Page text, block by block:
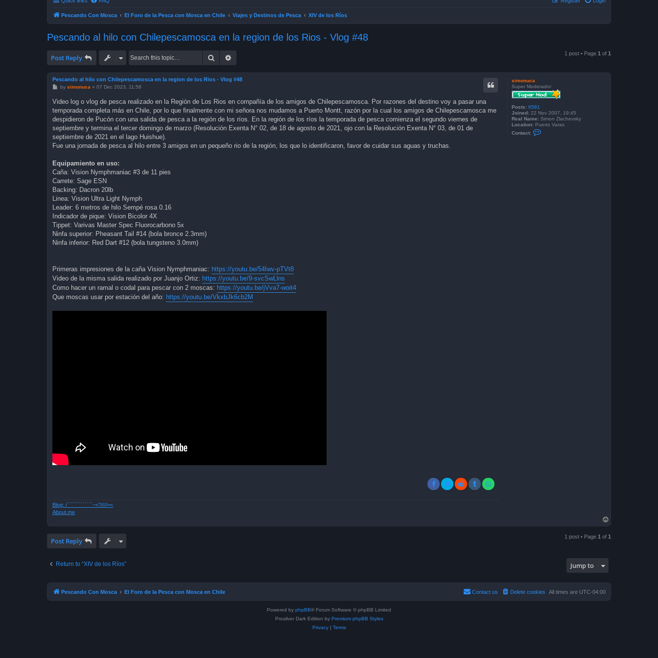
Pescando Con Mosca El Foro de la Pesca con Mosca en Chile Viajes y Destinos de Pesca XIV de los Ríos
Pescando al hilo con Chilepescamosca en la region de los Rios - Vlog #48
Post Reply Search 1 post • Page 1 of 1
simonuca
Super Moderador
Posts: 6581
Joined: 22 Nov 2007, 19:45
Real Name: Simon Zlachevsky
Location: Puerto Varas
Contact:
Pescando al hilo con Chilepescamosca en la region de los Rios - Vlog #48
P
t
by simonuca » 07 Dec 2023, 11:58
Video log o vlog de pesca realizado en la Región de Los Rios en compañía de los amigos de Chilepescamosca. Por razones del destino voy a pasar una
temporada completa más en Chile, por lo que finalmente con mi señora nos mudamos a Puerto Montt, razón por la cual los amigos de Chilepescamosca me
despidieron de Pucón con una salida de pesca a la región de los ríos. En la región de los ríos la temporada de pesca comienza el segundo viernes de
septiembre y termina el tercer domingo de marzo (Resolución Exenta N° 02, de 18 de agosto de 2021, ojo con la Resolución Exenta N° 03, de 01 de
septiembre de 2021 en el lago Huishue).
Fue una jornada de pesca al hilo entre 3 amigos en un pequeño rio de la región, los que lo identificaron, favor de cuidar sus aguas y truchas.
Equipamiento en uso:
Caña: Vision Nymphmaniac #3 de 11 pies
Carrete: Sage ESN
Backing: Dacron 20lb
Linea: Vision Ultra Light Nymph
Leader: 6 metros de hilo Sempé rosa 0.16
Indicador de pique: Vision Bicolor 4X
Tippet: Varivas Master Spec Fluorocarbono 5x
Ninfa superior: Pheasant Tail #14 (bola bronce 2.3mm)
Ninfa inferior: Red Dart #12 (bola tungsteno 3.0mm)
Primeras impresiones de la caña Vision Nymphmaniac: https://youtu.be/54Iwv-pTVt8
Video de la misma salida realizado por Juanjo Ortiz: https://youtu.be/9-svcSwLlns
Como hacer un ramal o codal para pescar con 2 moscas: https://youtu.be/jVva7-woit4
Que moscas usar por estación del año: https://youtu.be/VkxbJk6cb2M
Blog: /`````````````~<?////=<
About.me
o
Post Reply 1 post • Page 1 of 1
Return to “XIV de los Ríos” Jump to
Pescando Con Mosca El Foro de la Pesca con Mosca en Chile All times are UTC-04:00
Delete cookies
Contact us
Powered by phpBB® Forum Software © phpBB Limited
Prosilver Dark Edition by Premium phpBB Styles
Privacy| Terms